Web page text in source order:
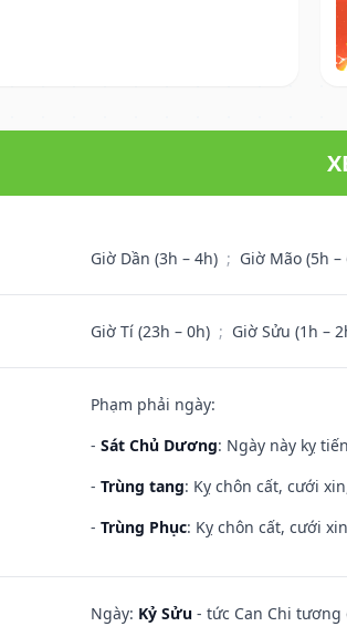
Giờ Dần (3h – 4h) ; Giờ Mão (5h –
Giờ Tí (23h – 0h) ; Giờ Sửu (1h –
Phạm phải ngày:
- Sát Chủ Dương: Ngày này kỵ
- Trùng tang: Kỵ chôn cất, cưới
- Trùng Phục: Kỵ chôn cất, cưới
Ngày: Kỷ Sửu - tức Can Chi tương